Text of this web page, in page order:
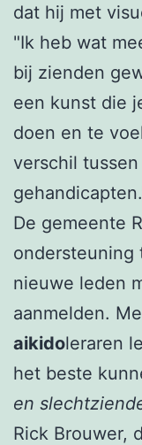
dat hij met
"Ik heb wat
bij zienden
een kunst die
doen en te
verschil
De gemeente
ondersteuning
nieuwe leden
aanmelden.
aikidoleraren
het beste
en
Rick Brouwer,